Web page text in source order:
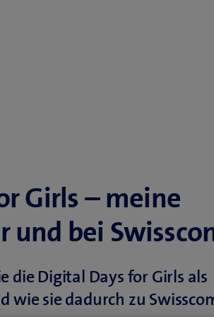
Girls – meine
und bei
die Digital Days for Girls als
wie sie dadurch zu